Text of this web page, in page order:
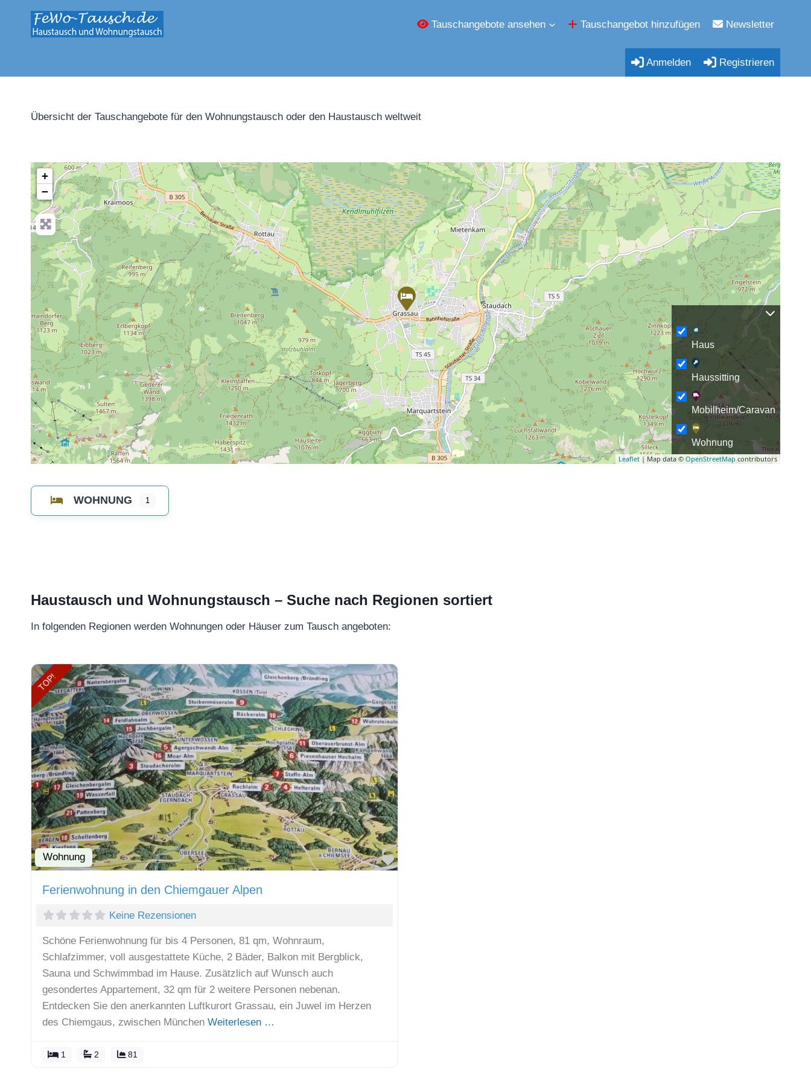
springen
Tauschangebote ansehen Tauschangebot hinzufügen Newsletter
Anmelden Registrieren
Übersicht der Tauschangebote für den Wohnungstausch oder den Haustausch weltweit
+
−
Leaflet| Map data © OpenStreetMapcontributors
Haus
Haussitting
Mobilheim/Caravan
Wohnung
WOHNUNG 1
Haustausch und Wohnungstausch – Suche nach Regionen sortiert
In folgenden Regionen werden Wohnungen oder Häuser zum Tausch angeboten:
TOP!
Wohnung Favorit
Ferienwohnung in den Chiemgauer Alpen
Keine Rezensionen
Schöne Ferienwohnung für bis 4 Personen, 81 qm, Wohnraum,
Schlafzimmer, voll ausgestattete Küche, 2 Bäder, Balkon mit Bergblick,
Sauna und Schwimmbad im Hause. Zusätzlich auf Wunsch auch
gesondertes Appartement, 32 qm für 2 weitere Personen nebenan.
Entdecken Sie den anerkannten Luftkurort Grassau, ein Juwel im Herzen
des Chiemgaus, zwischen München Weiterlesen …
1 2 81